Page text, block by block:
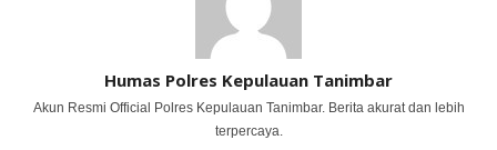
Humas Polres Kepulauan Tanimbar
Akun Resmi Official Polres Kepulauan Tanimbar. Berita akurat dan lebih
terpercaya.